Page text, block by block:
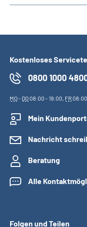
Kostenloses
0800 1000
MO- DO08:00 - 19:00, FR
Mein
Nachricht
Beratung
Alle
Folgen und Teilen